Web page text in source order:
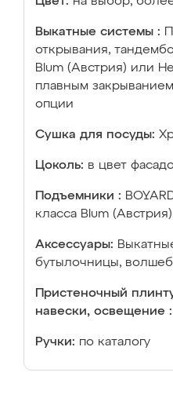
Выкатные системы :
открывания,
Blum (Австрия) или
плавным
опции
Сушка для посуды:
Цоколь: в цвет
Подъемники :
класса Blum
Аксессуары:
бутылочницы,
Пристеночный
навески, освещение :
Ручки: по каталогу